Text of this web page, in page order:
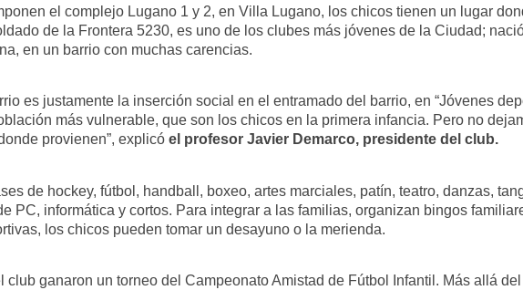
el complejo Lugano 1 y 2, en Villa Lugano, los chicos tienen un lugar
de la Frontera 5230, es uno de los clubes más jóvenes de la Ciudad;
en un barrio con muchas carencias.
es justamente la inserción social en el entramado del barrio, en “Jóvenes
más vulnerable, que son los chicos en la primera infancia. Pero no
provienen”, explicóel profesor Javier Demarco, presidente del club.
de hockey, fútbol, handball, boxeo, artes marciales, patín, teatro, danzas,
PC, informática y cortos. Para integrar a las familias, organizan bingos
los chicos pueden tomar un desayuno o la merienda.
ganaron un torneo del Campeonato Amistad de Fútbol Infantil. Más allá